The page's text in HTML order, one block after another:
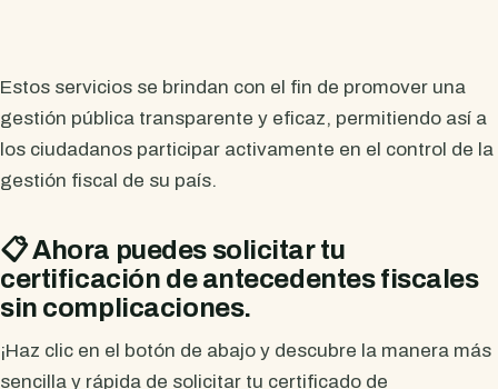
Estos servicios se brindan con el fin de promover una
gestión pública transparente y eficaz, permitiendo así a
los ciudadanos participar activamente en el control de la
gestión fiscal de su país.
📋 Ahora puedes solicitar tu
certificación de antecedentes fiscales
sin complicaciones.
¡Haz clic en el botón de abajo y descubre la manera más
sencilla y rápida de solicitar tu certificado de